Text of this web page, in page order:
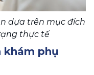
dựa trên mục đích
thực tế
khám phụ